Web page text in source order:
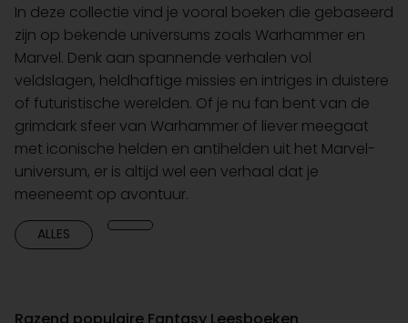
In deze collectie vind je vooral boeken die gebaseerd
zijn op bekende universums zoals Warhammer en
Marvel. Denk aan spannende verhalen vol
veldslagen, heldhaftige missies en intriges in duistere
of futuristische werelden. Of je nu fan bent van de
grimdark sfeer van Warhammer of liever meegaat
met iconische helden en antihelden uit het Marvel-
universum, er is altijd wel een verhaal dat je
meeneemt op avontuur.
ALLES